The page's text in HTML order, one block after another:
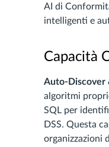
AI di
intelligenti e
Capacità
Auto-Discover
algoritmi
SQL per
DSS. Questa
organizzazioni